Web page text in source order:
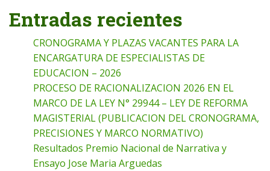
Entradas recientes
CRONOGRAMA Y PLAZAS VACANTES PARA LA
ENCARGATURA DE ESPECIALISTAS DE
EDUCACION – 2026
PROCESO DE RACIONALIZACION 2026 EN EL
MARCO DE LA LEY N° 29944 – LEY DE REFORMA
MAGISTERIAL (PUBLICACION DEL CRONOGRAMA,
PRECISIONES Y MARCO NORMATIVO)
Resultados Premio Nacional de Narrativa y
Ensayo Jose Maria Arguedas